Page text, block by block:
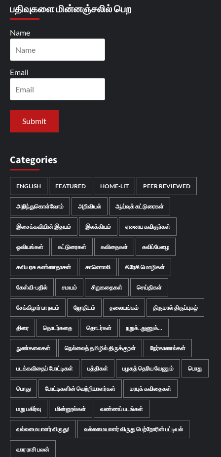
பதிவுகளை மின்னஞ்சலில் பெற
Name
Email
Categories
ENGLISH FEATURED HOME-LIT PEER REVIEWED
அறிந்துகொள்வோம் அறிவியல் ஆய்வுக் கட்டுரைகள்
இசைக்கவியின் இதயம் இலக்கியம் ஏனைய கவிஞர்கள்
ஓவியங்கள் கட்டுரைகள் கவிதைகள் கவிப்பேழை
கவியரசு கண்ணதாசன் காணொலி கிரேசி மொழிகள்
கேள்வி-பதில் சமயம் சிறுகதைகள் செய்திகள்
சேக்கிழார் பா நயம் ஜோதிடம் தலையங்கம் திருமால் திருப்புகழ்
திரை தொடர்கதை தொடர்கள் நறுக்..துணுக்...
நுண்கலைகள் நெல்லைத் தமிழில் திருக்குறள் நேர்காணல்கள்
படக்கவிதைப் போட்டிகள் பத்திகள் பழகத் தெரிய வேணும் பொது
பொது போட்டிகளின் வெற்றியாளர்கள் மரபுக் கவிதைகள்
மறு பகிர்வு மின்னூல்கள் வண்ணப் படங்கள்
வல்லமையாளர் விருது! வல்லமையாளர் விருது பெற்றோரின் பட்டியல்
வார ராசி பலன்